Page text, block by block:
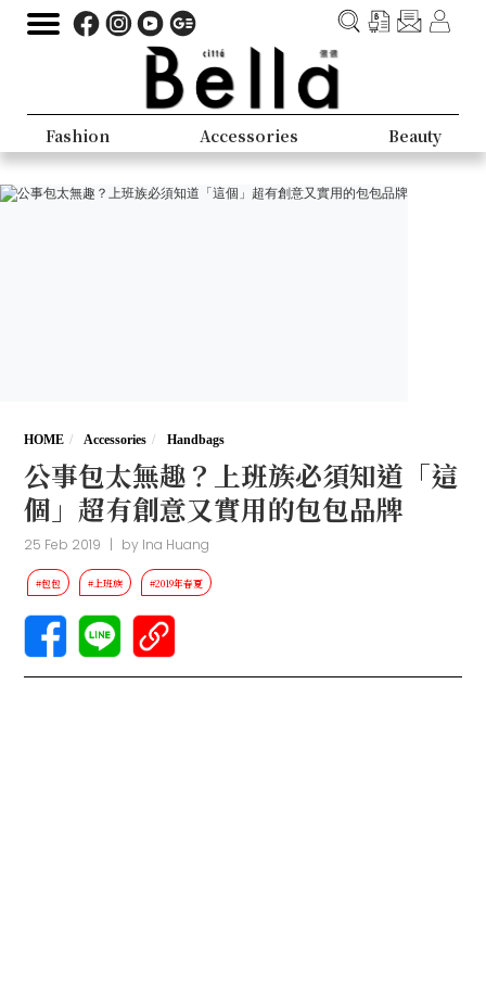
Fashion Accessories Beauty
HOME Accessories Handbags
公事包太無趣？上班族必須知道「這
個」超有創意又實用的包包品牌
25 Feb 2019 | by Ina Huang
#包包 #上班族 #2019年春夏